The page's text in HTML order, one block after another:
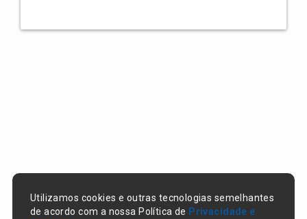
Utilizamos cookies e outras tecnologias semelhantes
de acordo com a nossa Política de Privacidade e